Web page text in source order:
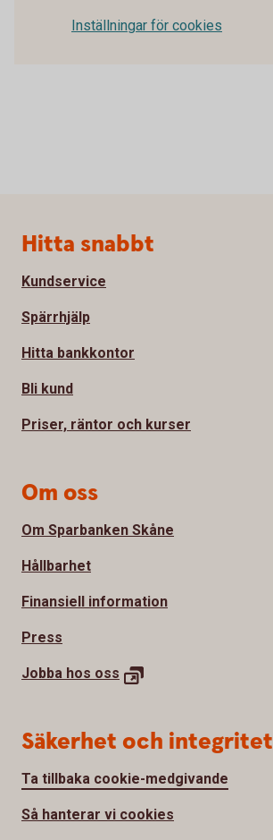
Inställningar för cookies
Sidfot
Hitta snabbt
Kundservice
Spärrhjälp
Hitta bankkontor
Bli kund
Priser, räntor och kurser
Om oss
Om Sparbanken Skåne
Hållbarhet
Finansiell information
Press
Jobba hos oss
Säkerhet och integritet
Ta tillbaka cookie-medgivande
Så hanterar vi cookies